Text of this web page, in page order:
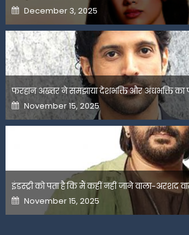
Posted
on
December 3, 2025
फरहान अख्तर ने समझाया देशभक्ति और अंधभक्ति का
Posted
on
November 15, 2025
इंडस्ट्री को पता है कि मैं कहीं नहीं जाने वाला-अरशद
Posted
on
November 15, 2025